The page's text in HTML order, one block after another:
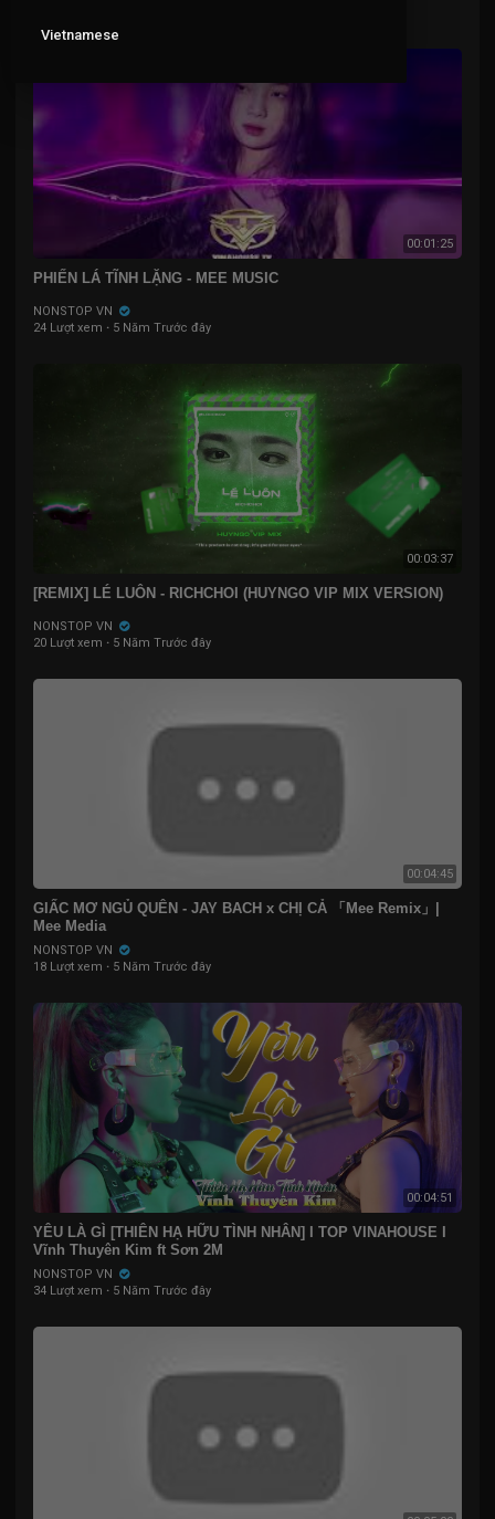
00:01:25
PHIẾN LÁ TĨNH LẶNG - MEE MUSIC
NONSTOP VN
24 Lượt xem · 5 Năm Trước đây
00:03:37
[REMIX] LÉ LUÔN - RICHCHOI (HUYNGO VIP MIX VERSION)
NONSTOP VN
20 Lượt xem · 5 Năm Trước đây
00:04:45
GIẤC MƠ NGỦ QUÊN - JAY BACH x CHỊ CẢ 「Mee Remix」|
Mee Media
NONSTOP VN
18 Lượt xem · 5 Năm Trước đây
00:04:51
YÊU LÀ GÌ [THIÊN HẠ HỮU TÌNH NHÂN] I TOP VINAHOUSE I
Vĩnh Thuyên Kim ft Sơn 2M
NONSTOP VN
34 Lượt xem · 5 Năm Trước đây
Vietnamese